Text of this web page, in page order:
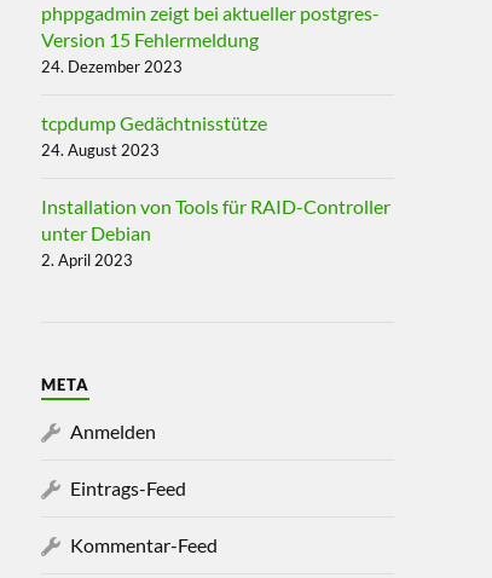
phppgadmin zeigt bei aktueller postgres-
Version 15 Fehlermeldung
24. Dezember 2023
tcpdump Gedächtnisstütze
24. August 2023
Installation von Tools für RAID-Controller
unter Debian
2. April 2023
META
Anmelden
Eintrags-Feed
Kommentar-Feed